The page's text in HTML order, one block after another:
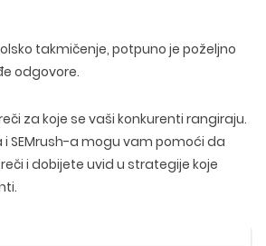
takmičenje, potpuno je poželjno
odgovore.
za koje se vaši konkurenti rangiraju.
SEMrush-a mogu vam pomoći da
i dobijete uvid u strategije koje